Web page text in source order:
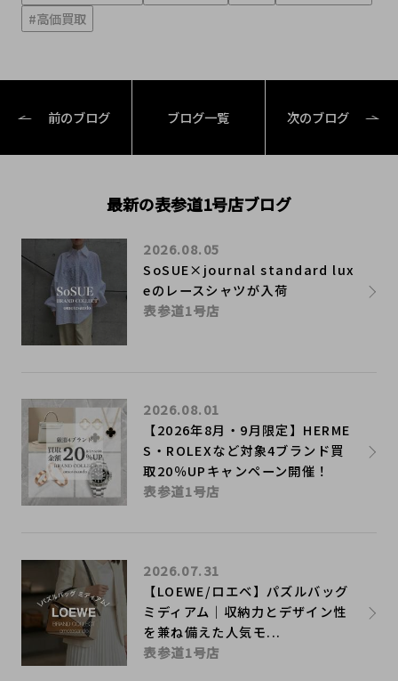
#高価買取
前のブログ ブログ一覧 次のブログ
最新の表参道1号店ブログ
SoSUE×journal standard lux
eのレースシャツが入荷
2026.08.05
表参道1号店
【2026年8月・9月限定】HERME
S・ROLEXなど対象4ブランド買
取20％UPキャンペーン開催！
2026.08.01
表参道1号店
【LOEWE/ロエベ】パズルバッグ
ミディアム｜収納力とデザイン性
を兼ね備えた人気モ...
2026.07.31
表参道1号店